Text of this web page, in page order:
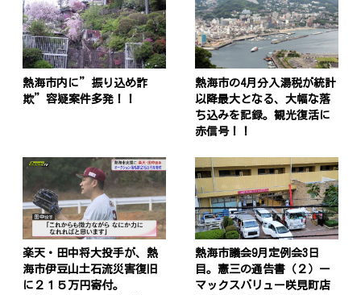
熱海市内に”振り込め詐
欺”容疑案件多発！！
熱海市の4月分入湯税が統計
以降最大となる、大幅な落
ち込みを記録。観光復活に
赤信号！！
楽天・田中将大投手が、熱
海市伊豆山土石流災害復旧
に２１５万円寄付。
熱海市議会9月定例会3日
目。憲三の通告書（２）ー
マックスバリュー咲見町店